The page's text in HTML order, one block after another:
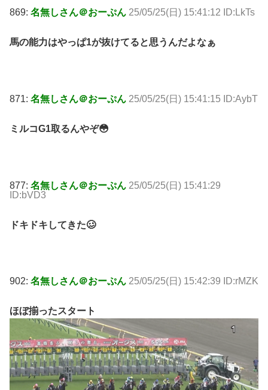
869: 名無しさん＠おーぷん 25/05/25(日) 15:41:12 ID:LkTs
馬の能力はやっぱ1が抜けてると思うんだよなぁ
871: 名無しさん＠おーぷん 25/05/25(日) 15:41:15 ID:AybT
ミルコG1取るんやぞ😳
877: 名無しさん＠おーぷん 25/05/25(日) 15:41:29
ID:bVD3
ドキドキしてきた🥴
902: 名無しさん＠おーぷん 25/05/25(日) 15:42:39 ID:rMZK
ほぼ揃ったスタート